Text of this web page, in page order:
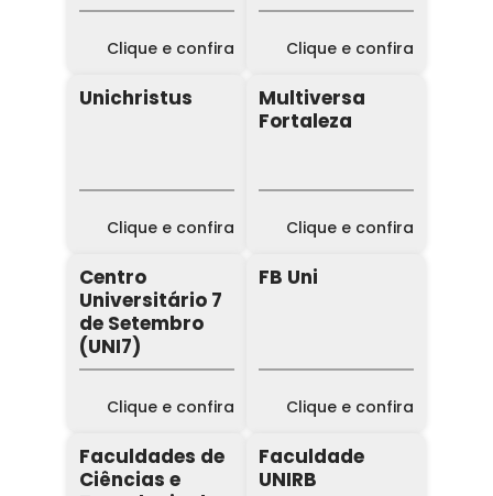
Clique e confira Clique e confira
Unichristus
Clique e confira
Multiversa
Fortaleza
Clique e confira
Centro
Universitário 7
de Setembro
(UNI7)
Clique e confira
FB Uni
Clique e confira
Faculdades de
Ciências e
Faculdade
UNIRB